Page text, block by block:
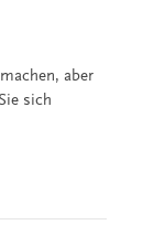
aber
sich